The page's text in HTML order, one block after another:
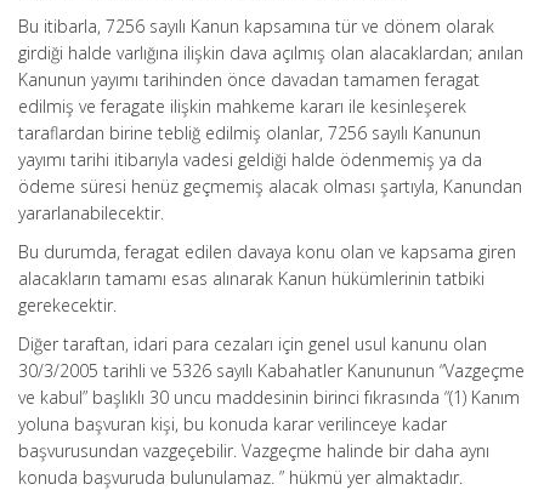
Bu itibarla, 7256 sayılı Kanun kapsamına tür ve dönem olarak
girdiği halde varlığına ilişkin dava açılmış olan alacaklardan; anılan
Kanunun yayımı tarihinden önce davadan tamamen feragat
edilmiş ve feragate ilişkin mahkeme kararı ile kesinleşerek
taraflardan birine tebliğ edilmiş olanlar, 7256 sayılı Kanunun
yayımı tarihi itibarıyla vadesi geldiği halde ödenmemiş ya da
ödeme süresi henüz geçmemiş alacak olması şartıyla, Kanundan
yararlanabilecektir.
Bu durumda, feragat edilen davaya konu olan ve kapsama giren
alacakların tamamı esas alınarak Kanun hükümlerinin tatbiki
gerekecektir.
Diğer taraftan, idari para cezaları için genel usul kanunu olan
30/3/2005 tarihli ve 5326 sayılı Kabahatler Kanununun “Vazgeçme
ve kabul” başlıklı 30 uncu maddesinin birinci fıkrasında “(1) Kanım
yoluna başvuran kişi, bu konuda karar verilinceye kadar
başvurusundan vazgeçebilir. Vazgeçme halinde bir daha aynı
konuda başvuruda bulunulamaz. ” hükmü yer almaktadır.